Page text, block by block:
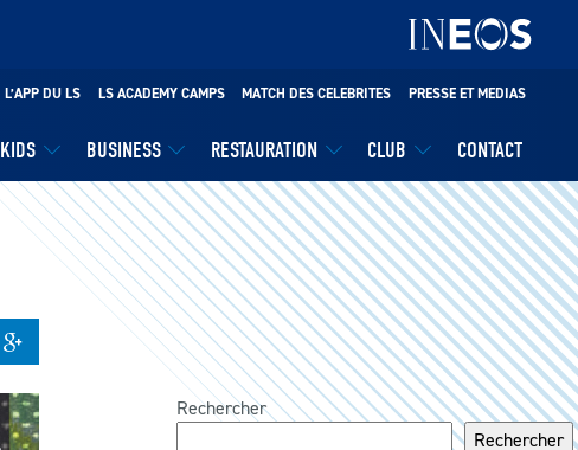
KIDS BUSINESS RESTAURATION CLUB CONTACT
L’APP DU LS LS ACADEMY CAMPS MATCH DES CELEBRITES PRESSE ET MEDIAS
Rechercher
Rechercher